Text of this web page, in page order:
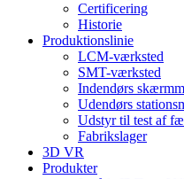
Certificering
Historie
Produktionslinie
LCM-værksted
SMT-værksted
Indendørs
Udendørs
Udstyr til test af
Fabrikslager
3D VR
Produkter